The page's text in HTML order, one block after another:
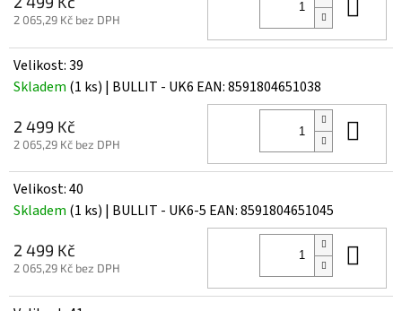
2 065,29 Kč bez DPH
Velikost: 39
Skladem (1 ks) | BULLIT - UK6 EAN:8591804651038
2 499 Kč
2 065,29 Kč bez DPH
Velikost: 40
Skladem (1 ks) | BULLIT - UK6-5 EAN:8591804651045
2 499 Kč
2 065,29 Kč bez DPH